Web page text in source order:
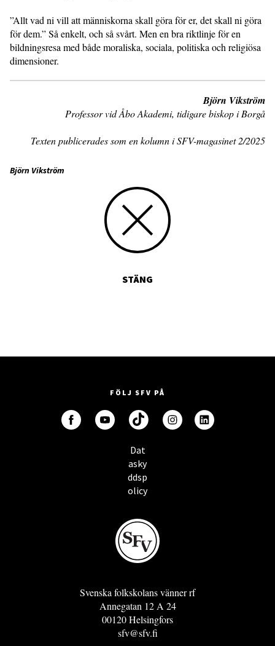
”Allt vad ni vill att människorna skall göra för er, det skall ni göra
för dem.” Så enkelt, och så svårt. Men en bra riktlinje för en
bildningsresa med både moraliska, sociala, politiska och religiösa
dimensioner.
Björn Vikström
Professor vid Åbo Akademi, tidigare biskop i Borgå
Texten publicerades som en kolumn i SFV-magasinet 2/2025
Björn Vikström
STÄNG
FÖLJ SFV PÅ
Dat
asky
ddsp
olicy
Svenska folkskolans vänner rf
Annegatan 12 A 24
00120 Helsingfors
sfv@sfv.fi